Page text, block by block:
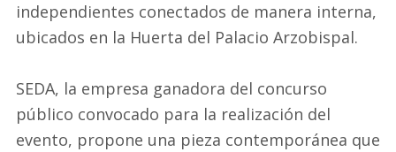
independientes conectados de manera interna,
ubicados en la Huerta del Palacio Arzobispal.
SEDA, la empresa ganadora del concurso
público convocado para la realización del
evento, propone una pieza contemporánea que